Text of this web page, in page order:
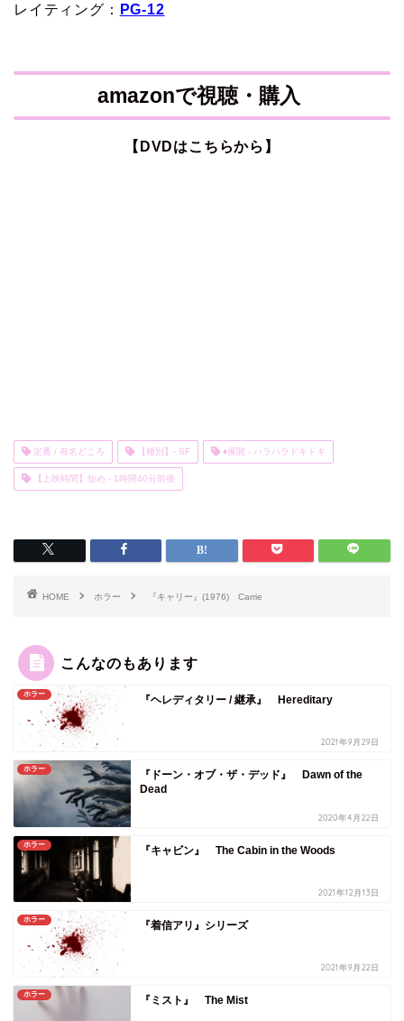
レイティング：
PG-12
amazonで視聴・購入
【DVDはこちらから】
定番 / 有名どころ 【種別】- SF ♦展開 - ハラハラドキドキ
【上映時間】短め - 1時間40分前後
HOME ホラー 『キャリー』(1976) Carrie
こんなのもあります
ホラー 『ヘレディタリー / 継承』 Hereditary
2021年9月29日
ホラー
『ドーン・オブ・ザ・デッド』 Dawn of the
Dead
2020年4月22日
ホラー 『キャビン』 The Cabin in the Woods
2021年12月13日
ホラー 『着信アリ』シリーズ
2021年9月22日
ホラー 『ミスト』 The Mist